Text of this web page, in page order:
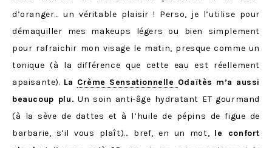
d’oranger… un véritable plaisir ! Perso, je l’utilise pour
démaquiller mes makeups légers ou bien simplement
pour rafraichir mon visage le matin, presque comme un
tonique (à la différence que cette eau est réellement
apaisante). La Crème Sensationnelle Odaïtès m’a aussi
beaucoup plu. Un soin anti-âge hydratant ET gourmand
(à la sève de dattes et à l’huile de pépins de figue de
barbarie, s’il vous plaît)… bref, en un mot, le confort